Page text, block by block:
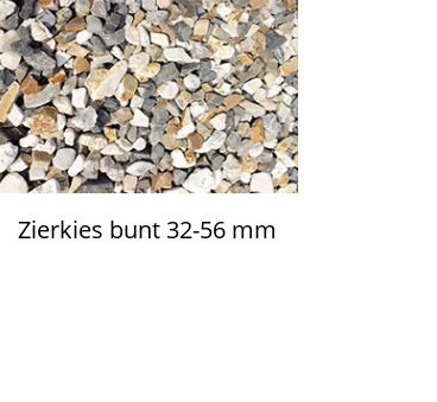
Zierkies bunt 32-56 mm